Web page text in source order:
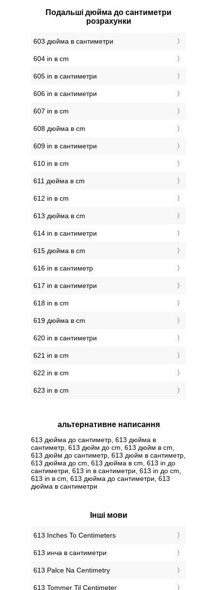
Подальші дюйма до сантиметри
розрахунки
603 дюйма в сантиметри
604 in в cm
605 in в сантиметри
606 in в сантиметри
607 in в cm
608 дюйма в cm
609 in в сантиметри
610 in в cm
611 дюйма в cm
612 in в cm
613 дюйма в cm
614 in в сантиметри
615 дюйма в cm
616 in в сантиметр
617 in в сантиметри
618 in в cm
619 дюйма в cm
620 in в сантиметри
621 in в cm
622 in в cm
623 in в cm
альтернативне написання
613 дюйма до сантиметр, 613 дюйма в
сантиметр, 613 дюйм до cm, 613 дюйм в cm,
613 дюйм до сантиметр, 613 дюйм в сантиметр,
613 дюйма до cm, 613 дюйма в cm, 613 in до
сантиметри, 613 in в сантиметри, 613 in до cm,
613 in в cm, 613 дюйма до сантиметри, 613
дюйма в сантиметри
Інші мови
‎613 Inches To Centimeters
‎613 инча в сантиметри
‎613 Palce Na Centimetry
‎613 Tommer Til Centimeter